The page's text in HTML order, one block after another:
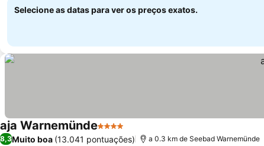
Selecione as datas para ver os preços exatos.
aja Warnemünde4 Estrelas
8,3Muito boa (13.041 pontuações) a 0.3 km de Seebad Warnemünde